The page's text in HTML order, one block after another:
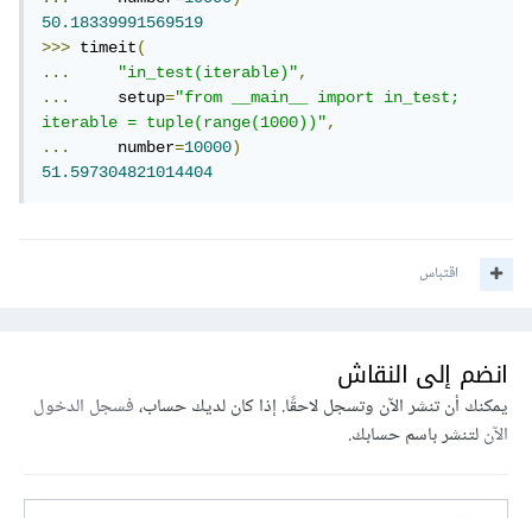
50.18339991569519
>>> timeit(
...
"in_test(iterable)",
...
     setup
="from __main__ import in_test;
iterable = tuple(range(1000))",
...
     number
=10000)
51.597304821014404
اقتباس
انضم إلى النقاش
يمكنك أن تنشر الآن وتسجل لاحقًا. إذا كان لديك حساب،فسجل الدخول
الآنلتنشر باسم حسابك.